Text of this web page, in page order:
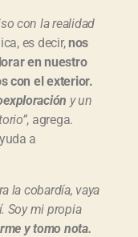
con la realidad
es decir, nos
en nuestro
con el exterior.
y un
, agrega.
a
la cobardía, vaya
Soy mi propia
y tomo nota.